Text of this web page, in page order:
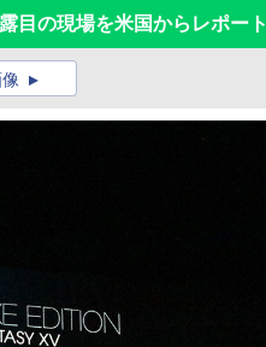
目の現場を米国からレポート